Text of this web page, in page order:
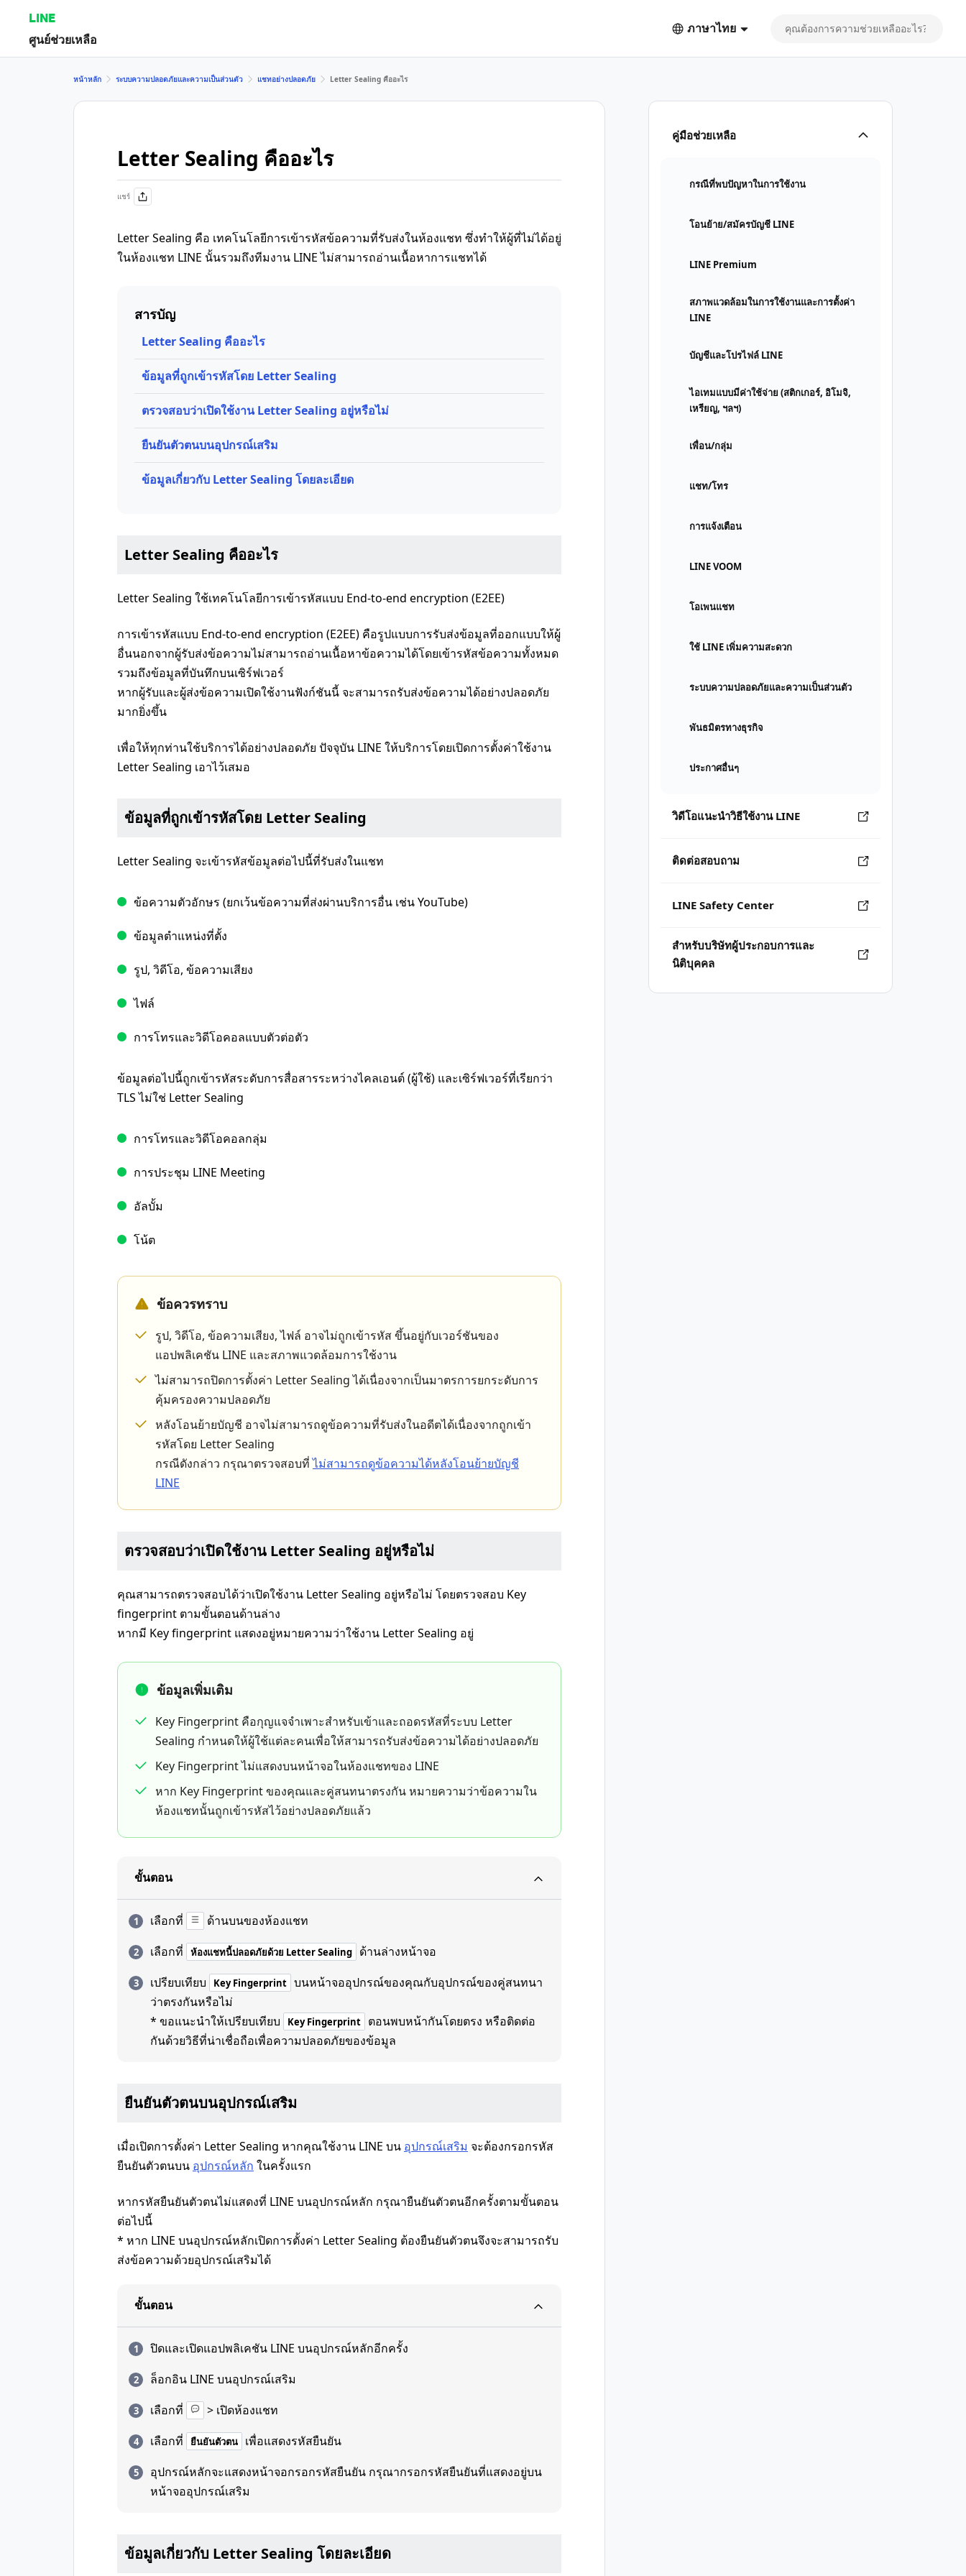
LINE
ศูนย์ช่วยเหลือ
ภาษาไทย
คู่มือช่วยเหลือ
กรณีที่พบปัญหาในการใช้งาน
โอนย้าย/สมัครบัญชี LINE
LINE Premium
สภาพแวดล้อมในการใช้งานและการตั้งค่า
LINE
บัญชีและโปรไฟล์ LINE
ไอเทมแบบมีค่าใช้จ่าย (สติกเกอร์, อิโมจิ,
เหรียญ, ฯลฯ)
เพื่อน/กลุ่ม
แชท/โทร
การแจ้งเตือน
LINE VOOM
โอเพนแชท
ใช้ LINE เพิ่มความสะดวก
ระบบความปลอดภัยและความเป็นส่วนตัว
พันธมิตรทางธุรกิจ
ประกาศอื่นๆ
วิดีโอแนะนำวิธีใช้งาน LINE
ติดต่อสอบถาม
LINE Safety Center
สำหรับบริษัทผู้ประกอบการและ
นิติบุคคล
หน้าหลัก ระบบความปลอดภัยและความเป็นส่วนตัว แชทอย่างปลอดภัย Letter Sealing คืออะไร
Letter Sealing คืออะไร
แชร์
Letter Sealing คือ เทคโนโลยีการเข้ารหัสข้อความที่รับส่งในห้องแชท ซึ่งทำให้ผู้ที่ไม่ได้อยู่
ในห้องแชท LINE นั้นรวมถึงทีมงาน LINE ไม่สามารถอ่านเนื้อหาการแชทได้
สารบัญ
Letter Sealing คืออะไร
ข้อมูลที่ถูกเข้ารหัสโดย Letter Sealing
ตรวจสอบว่าเปิดใช้งาน Letter Sealing อยู่หรือไม่
ยืนยันตัวตนบนอุปกรณ์เสริม
ข้อมูลเกี่ยวกับ Letter Sealing โดยละเอียด
Letter Sealing คืออะไร
Letter Sealing ใช้เทคโนโลยีการเข้ารหัสแบบ End-to-end encryption (E2EE)
การเข้ารหัสแบบ End-to-end encryption (E2EE) คือรูปแบบการรับส่งข้อมูลที่ออกแบบให้ผู้
อื่นนอกจากผู้รับส่งข้อความไม่สามารถอ่านเนื้อหาข้อความได้โดยเข้ารหัสข้อความทั้งหมด
รวมถึงข้อมูลที่บันทึกบนเซิร์ฟเวอร์
หากผู้รับและผู้ส่งข้อความเปิดใช้งานฟังก์ชันนี้ จะสามารถรับส่งข้อความได้อย่างปลอดภัย
มากยิ่งขึ้น
เพื่อให้ทุกท่านใช้บริการได้อย่างปลอดภัย ปัจจุบัน LINE ให้บริการโดยเปิดการตั้งค่าใช้งาน
Letter Sealing เอาไว้เสมอ
ข้อมูลที่ถูกเข้ารหัสโดย Letter Sealing
Letter Sealing จะเข้ารหัสข้อมูลต่อไปนี้ที่รับส่งในแชท
ข้อความตัวอักษร (ยกเว้นข้อความที่ส่งผ่านบริการอื่น เช่น YouTube)
ข้อมูลตำแหน่งที่ตั้ง
รูป, วิดีโอ, ข้อความเสียง
ไฟล์
การโทรและวิดีโอคอลแบบตัวต่อตัว
ข้อมูลต่อไปนี้ถูกเข้ารหัสระดับการสื่อสารระหว่างไคลเอนต์ (ผู้ใช้) และเซิร์ฟเวอร์ที่เรียกว่า
TLS ไม่ใช่ Letter Sealing
การโทรและวิดีโอคอลกลุ่ม
การประชุม LINE Meeting
อัลบั้ม
โน้ต
ข้อควรทราบ
รูป, วิดีโอ, ข้อความเสียง, ไฟล์ อาจไม่ถูกเข้ารหัส ขึ้นอยู่กับเวอร์ชันของ
แอปพลิเคชัน LINE และสภาพแวดล้อมการใช้งาน
ไม่สามารถปิดการตั้งค่า Letter Sealing ได้เนื่องจากเป็นมาตรการยกระดับการ
คุ้มครองความปลอดภัย
หลังโอนย้ายบัญชี อาจไม่สามารถดูข้อความที่รับส่งในอดีตได้เนื่องจากถูกเข้า
รหัสโดย Letter Sealing
กรณีดังกล่าว กรุณาตรวจสอบที่ไม่สามารถดูข้อความได้หลังโอนย้ายบัญชี
LINE
ตรวจสอบว่าเปิดใช้งาน Letter Sealing อยู่หรือไม่
คุณสามารถตรวจสอบได้ว่าเปิดใช้งาน Letter Sealing อยู่หรือไม่ โดยตรวจสอบ Key
fingerprint ตามขั้นตอนด้านล่าง
หากมี Key fingerprint แสดงอยู่หมายความว่าใช้งาน Letter Sealing อยู่
ข้อมูลเพิ่มเติม
Key Fingerprint คือกุญแจจำเพาะสำหรับเข้าและถอดรหัสที่ระบบ Letter
Sealing กำหนดให้ผู้ใช้แต่ละคนเพื่อให้สามารถรับส่งข้อความได้อย่างปลอดภัย
Key Fingerprint ไม่แสดงบนหน้าจอในห้องแชทของ LINE
หาก Key Fingerprint ของคุณและคู่สนทนาตรงกัน หมายความว่าข้อความใน
ห้องแชทนั้นถูกเข้ารหัสไว้อย่างปลอดภัยแล้ว
ขั้นตอน
เลือกที่
ด้านบนของห้องแชท
เลือกที่
ห้องแชทนี้ปลอดภัยด้วย Letter Sealing
ด้านล่างหน้าจอ
เปรียบเทียบ
Key Fingerprint บนหน้าจออุปกรณ์ของคุณกับอุปกรณ์ของคู่สนทนา
ว่าตรงกันหรือไม่
* ขอแนะนำให้เปรียบเทียบ
Key Fingerprint
ตอนพบหน้ากันโดยตรง หรือติดต่อ
กันด้วยวิธีที่น่าเชื่อถือเพื่อความปลอดภัยของข้อมูล
ยืนยันตัวตนบนอุปกรณ์เสริม
เมื่อเปิดการตั้งค่า Letter Sealing หากคุณใช้งาน LINE บน อุปกรณ์เสริม จะต้องกรอกรหัส
ยืนยันตัวตนบน อุปกรณ์หลัก ในครั้งแรก
หากรหัสยืนยันตัวตนไม่แสดงที่ LINE บนอุปกรณ์หลัก กรุณายืนยันตัวตนอีกครั้งตามขั้นตอน
ต่อไปนี้
* หาก LINE บนอุปกรณ์หลักเปิดการตั้งค่า Letter Sealing ต้องยืนยันตัวตนจึงจะสามารถรับ
ส่งข้อความด้วยอุปกรณ์เสริมได้
ขั้นตอน
ปิดและเปิดแอปพลิเคชัน LINE บนอุปกรณ์หลักอีกครั้ง
ล็อกอิน LINE บนอุปกรณ์เสริม
เลือกที่
> เปิดห้องแชท
เลือกที่
ยืนยันตัวตน
เพื่อแสดงรหัสยืนยัน
อุปกรณ์หลักจะแสดงหน้าจอกรอกรหัสยืนยัน กรุณากรอกรหัสยืนยันที่แสดงอยู่บน
หน้าจออุปกรณ์เสริม
ข้อมูลเกี่ยวกับ Letter Sealing โดยละเอียด